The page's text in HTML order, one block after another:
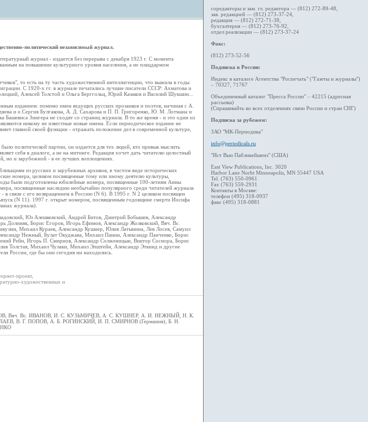
политический независимый журнал.
журнал - издается без перерыва с декабря 1923 г. С момента
на повышение культурного уровня населения, а не плацдармом
то есть на ту часть художественной интеллигенции, что выжила в годы
С 1920-х гг. в журнале печатались лучшие писатели СССР: Ахматова и
Алексей Толстой и Ольга Берггольц, Юрий Казаков и Василий Шукшин...
изданием: помимо имен ведущих русских прозаиков и поэтов, начиная с А.
и о.Сергия Булгакова, А. Д. Сахарова и П. П. Григоренко, Ю. М. Лотмана и
Башевиса Зингера не сходят со страниц журнала. В то же время - и это один из
никому не известные новые имена. Если периодическое издание не
главной своей функции - отражать положение дел в современной культуре,
политической партии, он издается для тех людей, кто привык мыслить
себя в диалоге, а не на митинге. Редакция хочет дать читателю целостный
но и зарубежной - в ее лучших воплощениях.
из русских и зарубежных архивов, в чистом виде исторических
номера, целиком посвященные тому или иному деятелю культуры,
были подготовлены юбилейные номера, посвященные 100-летиям Анны
посвященные наследию необычайно популярного среди читателей журнала
связи с его возвращением в Россию (N 6). В 1995 г. N 2 целиком посвящен
(N 11). 1997 г. открыт номером, посвященным годовщине смерти Иосифа
журнала).
Юз Алешковский, Андрей Битов, Дмитрий Бобышев, Александр
Долиняк, Борис Егоров, Игорь Ефимов, Александр Жолковский, Вяч. Вс.
Михаил Кураев, Александр Кушнер, Юлия Латынина, Лев Лосев, Самуил
Нежный, Булат Окуджава, Михаил Панин, Александр Панченко, Борис
Рейн, Игорь П. Смирнов, Александр Солженицын, Виктор Соснора, Борис
Толстая, Михаил Чулаки, Михаил Эпштейн, Александр Эткинд и другие
России, где бы они сегодня ни находились.
проект,
художественных и
Вяч. Вс. ИВАНОВ, И. С. КУЗЬМИЧЕВ, А. С. КУШНЕР, А. И. НЕЖНЫЙ, Н. К.
В. Г. ПОПОВ, А. Б. РОГИНСКИЙ, И. П. СМИРНОВ (Германия), Б. Н.
соредакторы и зам. гл. редактора — (812) 272-89-48,
зав. редакцией — (812) 273-37-24,
редакция — (812) 272-71-38,
бухгалтерия — (812) 273-76-92,
отдел реализации — (812) 273-37-24
Факс:
(812) 273-52-56
Подписка в России:
Индекс в каталоге Агентства "Роспечать" ("Газеты и журналы")
– 70327, 71767
Объединенный каталог "Пресса России" – 42215 (адресная
рассылка)
(Спрашивайть во всех отделениях связи России и стран СНГ)
Подписка за рубежом:
ЗАО "МК-Периодика"
info@periodicals.ru
"Ист Вью Пабликейшенз" (США)
East View Publications, Inc. 3020
Harbor Lane Norht Minneapolis, MN 55447 USA
Tel. (763) 550-0961
Fax (763) 559-2931
Контакты в Москве:
телефон (495) 318-0937
факс (495) 318-0881